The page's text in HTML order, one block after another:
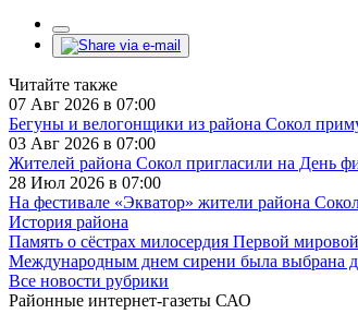
Читайте также
07 Авг 2026 в 07:00
Бегуны и велогонщики из района Сокол
03 Авг 2026 в 07:00
Жителей района Сокол пригласили на День
28 Июл 2026 в 07:00
На фестивале «Экватор» жители района
История района
Память о сёстрах милосердия Первой
Международным днем сирени была выбрана
Все новости рубрики
Районные интернет-газеты САО